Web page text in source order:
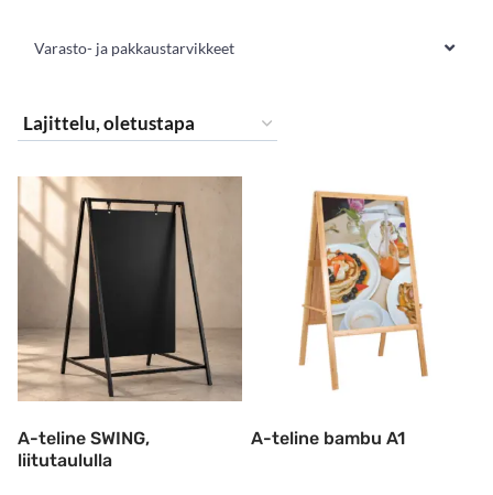
A-teline SWING,
liitutaululla
A-teline bambu A1
Varasto- ja pakkaustarvikkeet